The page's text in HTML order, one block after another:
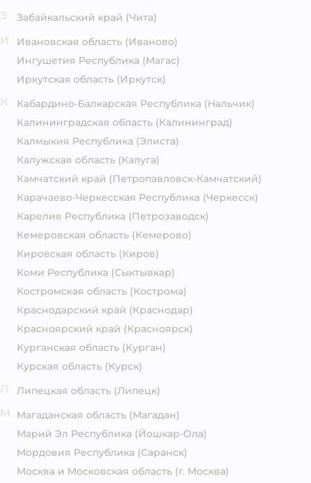
Забайкальский край (Чита)
Ивановская область (Иваново)
Ингушетия Республика (Магас)
Иркутская область (Иркутск)
Кабардино-Балкарская Республика (Нальчик)
Калининградская область (Калининград)
Калмыкия Республика (Элиста)
Калужская область (Калуга)
Камчатский край (Петропавловск-Камчатский)
Карачаево-Черкесская Республика (Черкесск)
Карелия Республика (Петрозаводск)
Кемеровская область (Кемерово)
Кировская область (Киров)
Коми Республика (Сыктывкар)
Костромская область (Кострома)
Краснодарский край (Краснодар)
Красноярский край (Красноярск)
Курганская область (Курган)
Курская область (Курск)
Липецкая область (Липецк)
Магаданская область (Магадан)
Марий Эл Республика (Йошкар-Ола)
Мордовия Республика (Саранск)
Москва и Московская область (г. Москва)